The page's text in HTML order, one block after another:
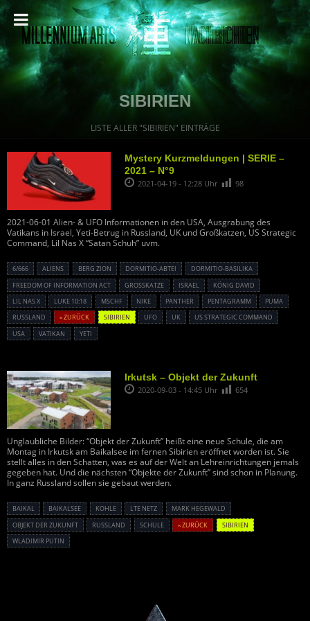
SIBIRIEN
LISTE ALLER "SIBIRIEN" EINTRÄGE
Mystery Kurzmeldungen | SERIE –
2021 – N°9
2021-04-19 - 12:28 Uhr 98
2021-06-01 Alien- & UFO Informationen in den USA, Ausgrabung des
Vatikans in Israel, Yeti-Betrug in Russland, UK und Großkatzen, US Strategic
Command, Lil Nas X “Satan Schuh” uvm.
6/666 ALIENS BERG ZION DORMITIO-ABTEI
DORMITIO-BASILIKA
FREEDOM OF INFORMATION ACT
GROSSKATZE ISRAEL
KÖNIG DAVID
LIL NAS X
LUKE 10:18 MSCHF NIKE PANTHER PENTAGRAMM
PUMA
RUSSLAND
« ZURÜCK SIBIRIEN UFO UK
US STRATEGIC COMMAND
USA
VATIKAN YETI
Irkutsk – Objekt der Zukunft
2020-09-03 - 14:45 Uhr 654
Unglaubliche Bilder: “Objekt der Zukunft” heißt eine neue Schule, die am
Montag in Irkutsk am Baikalsee im fernen Sibirien eröffnet worden ist. Sie
stellt alles in den Schatten, was es auf der Welt an Lehreinrichtungen jemals
gegeben hat. Und die nächsten “Objekte der Zukunft” sind schon in Planung.
In ganz Russland sollen sie gebaut werden.
BAIKAL BAIKALSEE KOHLE LTE NETZ
MARK HEGEWALD
OBJEKT DER ZUKUNFT
RUSSLAND SCHULE « ZURÜCK
SIBIRIEN
WLADIMIR PUTIN